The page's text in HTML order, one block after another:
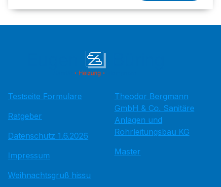
Testseite Formulare
Ratgeber
Datenschutz 1.6.2026
Impressum
Weihnachtsgruß hissu
Theodor Bergmann
GmbH & Co. Sanitäre
Anlagen und
Rohrleitungsbau KG
Master